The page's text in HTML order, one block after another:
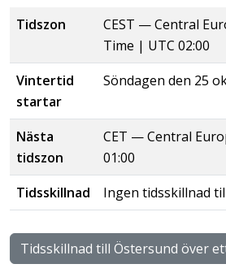
Tidszon
CEST —Central
Time | UTC 02:00
Vintertid
startar
Söndagen den 25
Nästa
tidszon
CET —Central
01:00
Tidsskillnad
Ingen tidsskillnad
Tidsskillnad till Östersund över